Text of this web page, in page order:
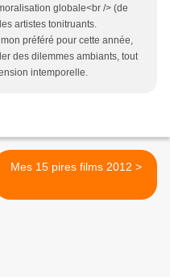
globale<br /> (de
artistes tonitruants.
préféré pour cette année,
des dilemmes ambiants, tout
intemporelle.
Mes 15 pires films 2012 >